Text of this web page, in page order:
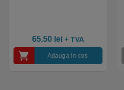
65.50 lei + TVA
Adauga in cos